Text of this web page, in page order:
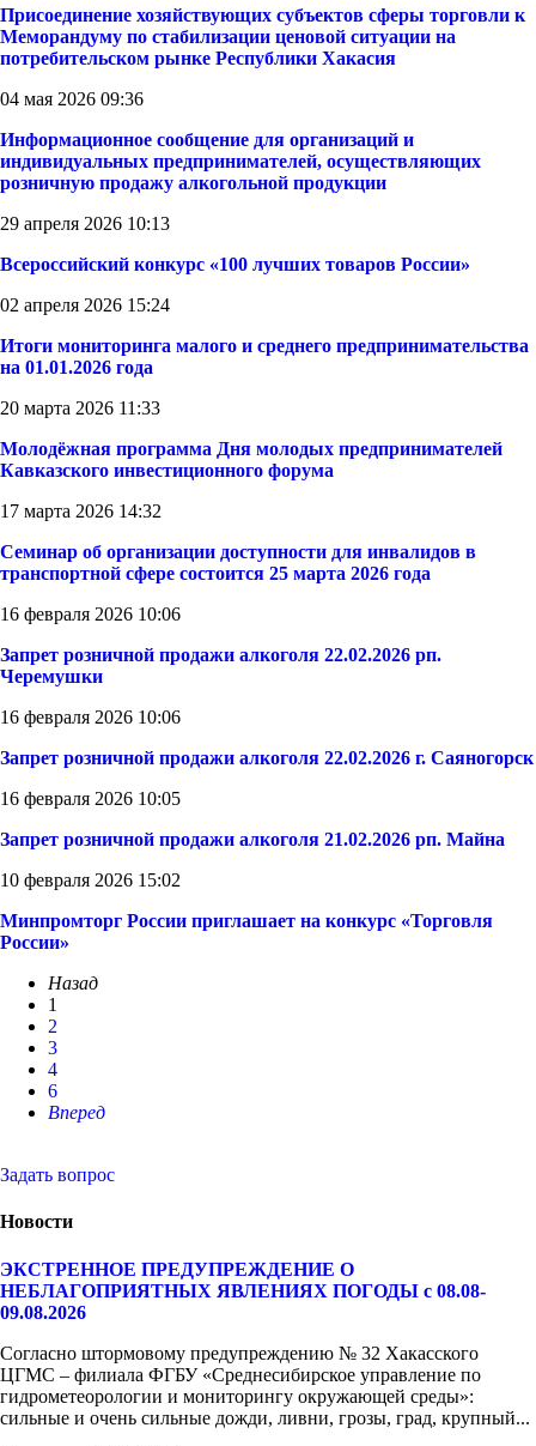
Присоединение хозяйствующих субъектов сферы торговли к
Меморандуму по стабилизации ценовой ситуации на
потребительском рынке Республики Хакасия
04 мая 2026 09:36
Информационное сообщение для организаций и
индивидуальных предпринимателей, осуществляющих
розничную продажу алкогольной продукции
29 апреля 2026 10:13
Всероссийский конкурс «100 лучших товаров России»
02 апреля 2026 15:24
Итоги мониторинга малого и среднего предпринимательства
на 01.01.2026 года
20 марта 2026 11:33
Молодёжная программа Дня молодых предпринимателей
Кавказского инвестиционного форума
17 марта 2026 14:32
Семинар об организации доступности для инвалидов в
транспортной сфере состоится 25 марта 2026 года
16 февраля 2026 10:06
Запрет розничной продажи алкоголя 22.02.2026 рп.
Черемушки
16 февраля 2026 10:06
Запрет розничной продажи алкоголя 22.02.2026 г. Саяногорск
16 февраля 2026 10:05
Запрет розничной продажи алкоголя 21.02.2026 рп. Майна
10 февраля 2026 15:02
Минпромторг России приглашает на конкурс «Торговля
России»
Назад
1
2
3
4
6
Вперед
Задать вопрос
Новости
ЭКСТРЕННОЕ ПРЕДУПРЕЖДЕНИЕ О
НЕБЛАГОПРИЯТНЫХ ЯВЛЕНИЯХ ПОГОДЫ с 08.08-
09.08.2026
Согласно штормовому предупреждению № 32 Хакасского
ЦГМС – филиала ФГБУ «Среднесибирское управление по
гидрометеорологии и мониторингу окружающей среды»:
сильные и очень сильные дожди, ливни, грозы, град, крупный...